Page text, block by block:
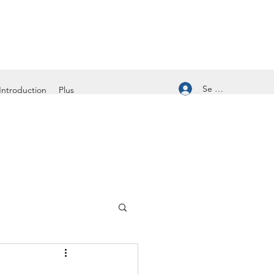
Introduction Plus Se connecter